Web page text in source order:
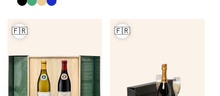
🇫🇷 🇫🇷